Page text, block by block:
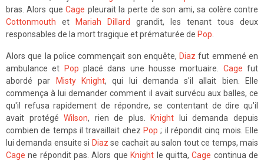
bras. Alors queCage pleurait la perte de son ami, sa colère contre
Cottonmouth et Mariah Dillard
grandit, les tenant tous deux
responsables de la mort tragique et prématurée de Pop.
Alors que la police commençait son enquête, Diaz fut emmené en
ambulance et
Pop placé dans une housse mortuaire. Cage fut
abordé par
Misty Knight, qui lui demanda s'il allait bien. Elle
commença à lui demander comment il avait survécu aux balles, ce
qu'il refusa rapidement de répondre, se contentant de dire qu'il
avait protégéWilson, rien de plus. Knight lui demanda depuis
combien de temps il travaillait chez Pop ; il répondit cinq mois. Elle
lui demanda ensuite si Diaz se cachait au salon tout ce temps, mais
Cage ne répondit pas. Alors que Knight le quitta,Cage continua de